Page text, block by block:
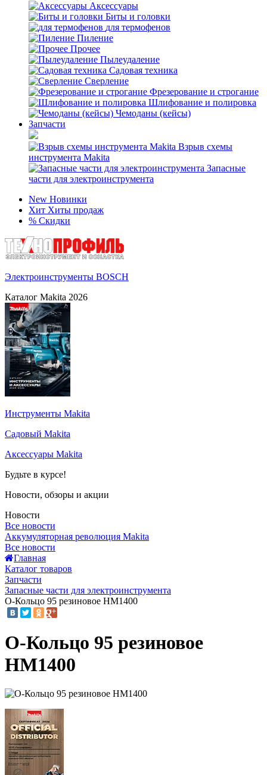
Аксессуары
Биты и головки
для термофенов
Пиление
Прочее
Пылеудаление
Садовая техника
Сверление
Фрезерование и строгание
Шлифование и полировка
Чемоданы (кейсы)
Запчасти
Взрыв схемы
инструмента Makita
Запасные
части для электроинструмента
New Новинки
Хит Хиты продаж
% Скидки
Электроинструменты BOSCH
Каталог Makita 2026
Инструменты Makita
Садовый Makita
Аксессуары Makita
Будьте в курсе!
Новости, обзоры и акции
Новости
Все новости
Аккумуляторная революция Makita
Все новости
Главная
Каталог товаров
Запчасти
Запасные части для электроинструмента
О-Кольцо 95 резиновое HM1400
О-Кольцо 95 резиновое
HM1400